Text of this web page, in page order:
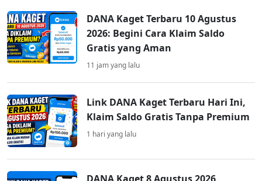
DANA Kaget Terbaru 10 Agustus
2026: Begini Cara Klaim Saldo
Gratis yang Aman
11 jam yang lalu
Link DANA Kaget Terbaru Hari Ini,
Klaim Saldo Gratis Tanpa Premium
1 hari yang lalu